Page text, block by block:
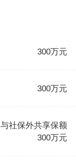
300万元
300万元
与社保外共享保额
300万元